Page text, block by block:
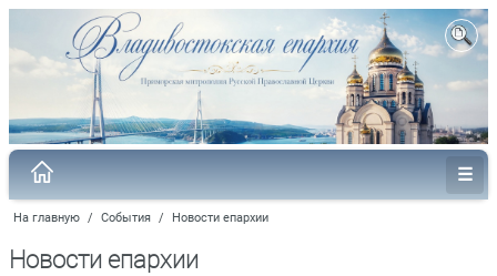
На главную / События / Новости епархии
Новости епархии